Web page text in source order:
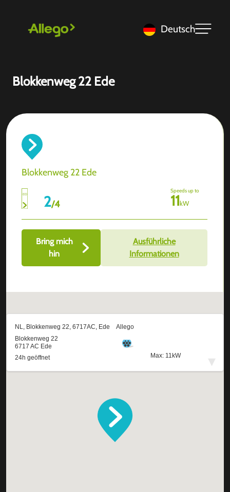
Deutsch
Blokkenweg 22 Ede
Blokkenweg 22 Ede
2/4
Speeds up to
11kW
Bring mich
hin
Ausführliche
Informationen